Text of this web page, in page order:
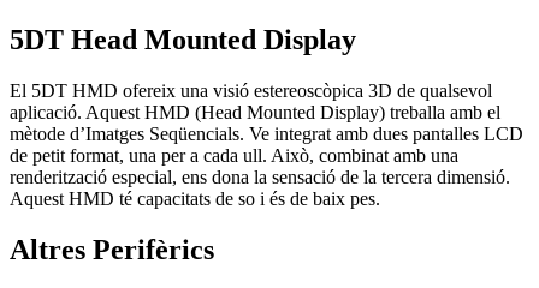
5DT Head Mounted Display
El 5DT HMD ofereix una visió estereoscòpica 3D de qualsevol
aplicació. Aquest HMD (Head Mounted Display) treballa amb el
mètode d’Imatges Seqüencials. Ve integrat amb dues pantalles LCD
de petit format, una per a cada ull. Això, combinat amb una
renderització especial, ens dona la sensació de la tercera dimensió.
Aquest HMD té capacitats de so i és de baix pes.
Altres Perifèrics